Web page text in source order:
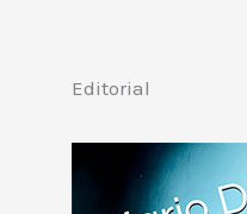
Editorial